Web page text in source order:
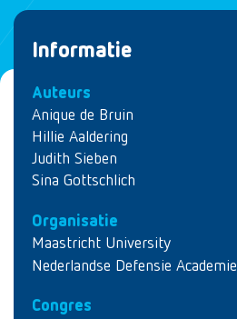
Informatie
Auteurs
Anique de Bruin
Hillie Aaldering
Judith Sieben
Sina Gottschlich
Organisatie
Maastricht University
Nederlandse Defensie Academie
Congres